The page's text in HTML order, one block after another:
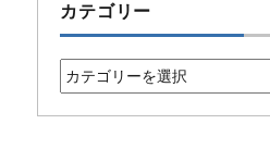
カテゴリー
カ
テ
ゴ